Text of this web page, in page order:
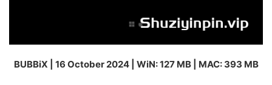
BUBBiX | 16 October 2024 | WiN: 127 MB | MAC: 393 MB